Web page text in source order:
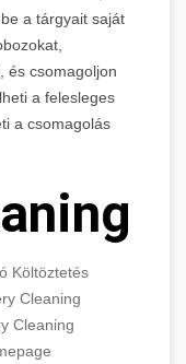
a tárgyait saját
és csomagoljon
a felesleges
a csomagolás
Költöztetés
Cleaning
Cleaning